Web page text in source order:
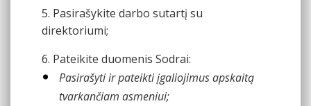
5. Pasirašykite darbo sutartį su
direktoriumi;
6. Pateikite duomenis Sodrai:
Pasirašyti ir pateikti įgaliojimus apskaitą
tvarkančiam asmeniui;